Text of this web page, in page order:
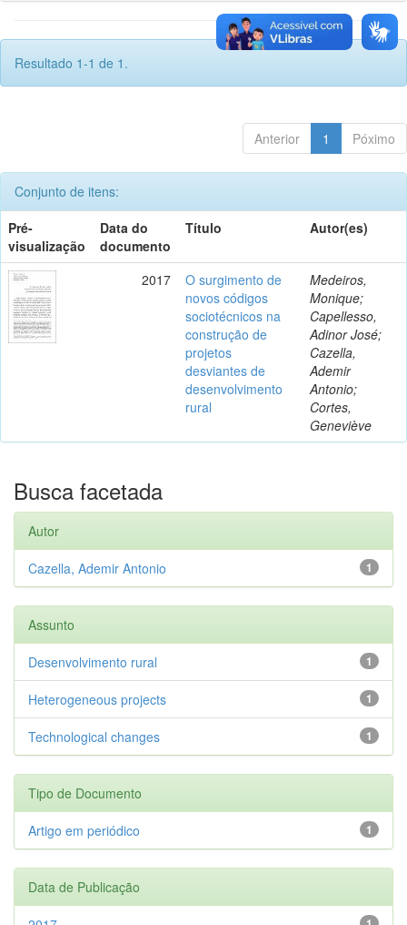
Resultado 1-1 de 1.
Anterior 1 Póximo
Conjunto de itens:
Pré-
visualização
Data do
documento
Título Autor(es)
2017
O surgimento de
novos códigos
sociotécnicos na
construção de
projetos
desviantes de
desenvolvimento
rural
Medeiros,
Monique;
Capellesso,
Adinor José;
Cazella,
Ademir
Antonio;
Cortes,
Geneviève
Busca facetada
Autor
1
Cazella, Ademir Antonio
Assunto
1
Desenvolvimento rural
1
Heterogeneous projects
1
Technological changes
Tipo de Documento
1
Artigo em periódico
Data de Publicação